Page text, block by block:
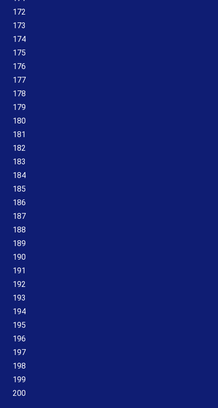
172
173
174
175
176
177
178
179
180
181
182
183
184
185
186
187
188
189
190
191
192
193
194
195
196
197
198
199
200